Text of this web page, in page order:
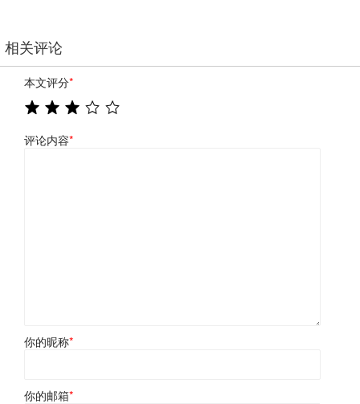
相关评论
本文评分*
评论内容*
你的昵称*
你的邮箱*